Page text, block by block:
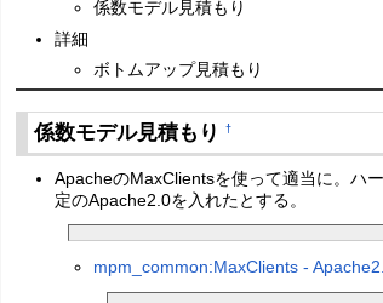
係数モデル見積もり
詳細
ボトムアップ見積もり
係数モデル見積もり †
ApacheのMaxClientsを使って適当に。ハ
定のApache2.0を入れたとする。
mpm_common:MaxClients -